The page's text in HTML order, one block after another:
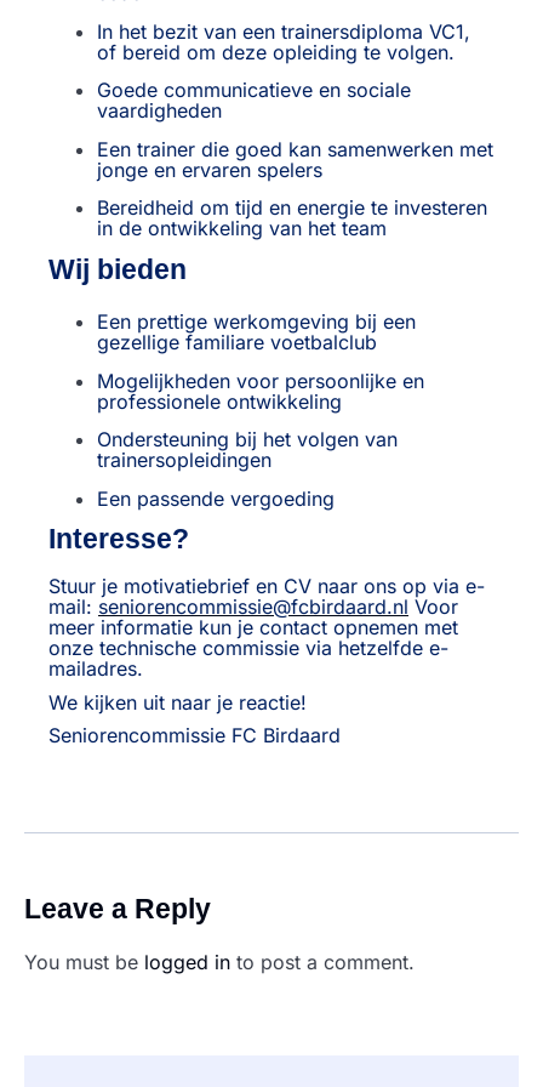
In het bezit van een trainersdiploma VC1,
of bereid om deze opleiding te volgen.
Goede communicatieve en sociale
vaardigheden
Een trainer die goed kan samenwerken met
jonge en ervaren spelers
Bereidheid om tijd en energie te investeren
in de ontwikkeling van het team
Wij bieden
Een prettige werkomgeving bij een
gezellige familiare voetbalclub
Mogelijkheden voor persoonlijke en
professionele ontwikkeling
Ondersteuning bij het volgen van
trainersopleidingen
Een passende vergoeding
Interesse?
Stuur je motivatiebrief en CV naar ons op via e-
mail: seniorencommissie@fcbirdaard.nl Voor
meer informatie kun je contact opnemen met
onze technische commissie via hetzelfde e-
mailadres.
We kijken uit naar je reactie!
Seniorencommissie FC Birdaard
Leave a Reply
You must be logged in to post a comment.